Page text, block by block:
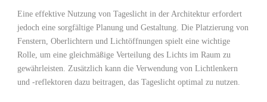
Eine effektive Nutzung ‌von Tageslicht in der Architektur erfordert
jedoch eine ⁣sorgfältige ⁣Planung und​ Gestaltung. Die Platzierung ⁣von
‌Fenstern, Oberlichtern ⁤und Lichtöffnungen‍ spielt eine wichtige
Rolle, um ‌eine gleichmäßige Verteilung des Lichts im⁤ Raum zu
gewährleisten. Zusätzlich kann ‍die Verwendung von Lichtlenkern
und⁤ -reflektoren‍ dazu beitragen,⁣ das Tageslicht optimal zu nutzen.